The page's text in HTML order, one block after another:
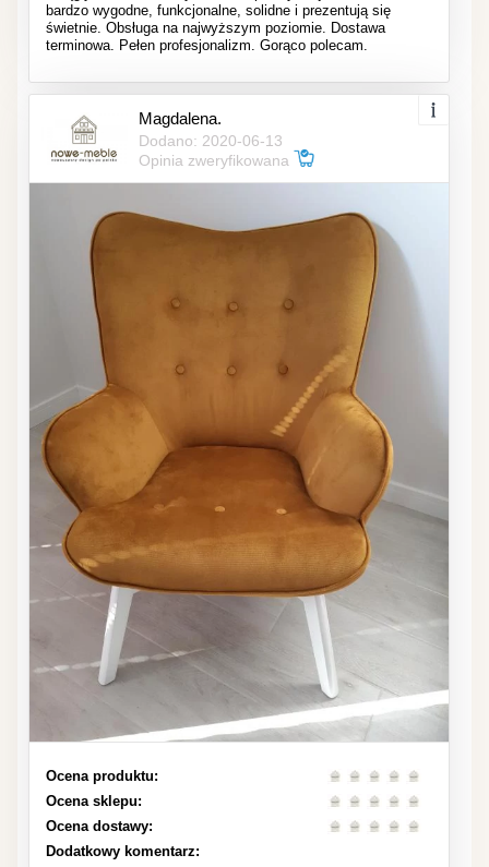
bardzo wygodne, funkcjonalne, solidne i prezentują się
świetnie. Obsługa na najwyższym poziomie. Dostawa
terminowa. Pełen profesjonalizm. Gorąco polecam.
Magdalena.
Dodano: 2020-06-13
Opinia zweryfikowana
Ocena produktu:
Ocena sklepu:
Ocena dostawy:
Dodatkowy komentarz: